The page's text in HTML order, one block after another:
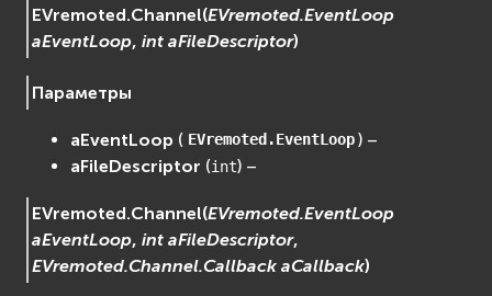
osgShadow
osgText
osgViewer
Фаиловая система (File System)
fs
Сеть (Network)
EVremoted
EVremoted.Channel(EVremoted.EventLoop
aEventLoop,int aFileDescriptor)
Параметры
aEventLoop ( EVremoted.EventLoop ) –
aFileDescriptor (int) –
EVremoted.Channel(EVremoted.EventLoop
aEventLoop,int aFileDescriptor,
EVremoted.Channel.Callback aCallback)